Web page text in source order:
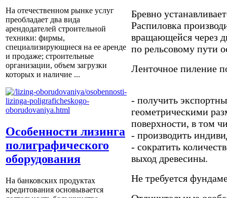
На отечественном рынке услуг
преобладает два вида
арендодателей строительной
техники: фирмы,
специализирующиеся на ее аренде
и продаже; строительные
организации, объем загрузки
которых и наличие ...
Особенности лизинга
полиграфического
оборудования
На банковских продуктах
кредитования основывается
Бревно
Распиловка
вращающейся через
по рельсовому пути
Ленточное пиление
- получить
геометрическими
поверхности, в том
- производить
- сократить
выход древесины.
Не требуется